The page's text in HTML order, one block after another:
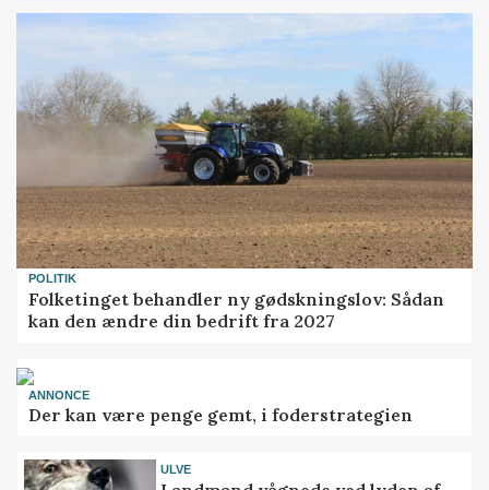
POLITIK
Folketinget behandler ny gødskningslov: Sådan
kan den ændre din bedrift fra 2027
ANNONCE
Der kan være penge gemt, i foderstrategien
ULVE